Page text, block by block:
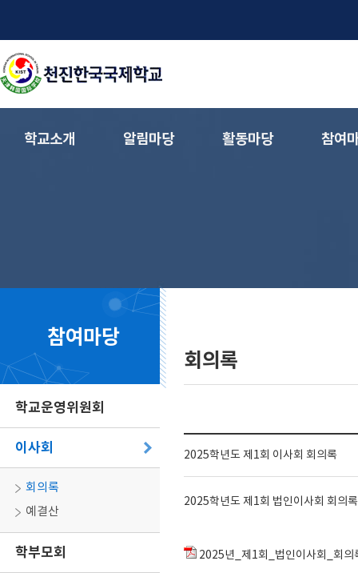
학교소개 알림마당 활동마당 참여
참여마당
학교운영위원회
이사회
회의록
예결산
학부모회
회의록
2025학년도 제1회 이사회 회의록
2025학년도 제1회 법인이사회 회의
2025년_제1회_법인이사회_회